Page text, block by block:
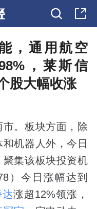
，通用航空
，莱斯信
股大幅收涨
。板块方面，除
机器人外，今日
集该板块投资机
）今日涨幅达到
达涨超12%领涨，